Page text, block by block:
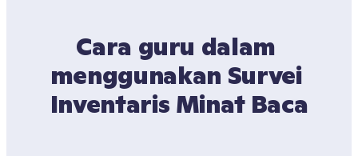
Cara guru dalam
menggunakan Survei
Inventaris Minat Baca